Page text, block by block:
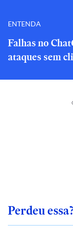
ENTENDA
Falhas no
ataques sem
Perdeu essa?